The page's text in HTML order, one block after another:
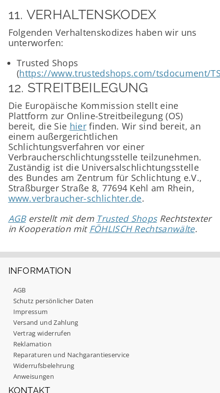
11. VERHALTENSKODEX​​​​​​​
Folgenden Verhaltenskodizes haben wir uns
unterworfen:
Trusted Shops
(https://www.trustedshops.com/tsdocument/
12. STREITBEILEGUNG​​​​​​​
Die Europäische Kommission stellt eine
Plattform zur Online-Streitbeilegung (OS)
bereit, die Sie hierfinden. Wir sind bereit, an
einem außergerichtlichen
Schlichtungsverfahren vor einer
Verbraucherschlichtungsstelle teilzunehmen.
Zuständig ist die Universalschlichtungsstelle
des Bundes am Zentrum für Schlichtung e.V.,
Straßburger Straße 8, 77694 Kehl am Rhein,
www.verbraucher-schlichter.de.
AGBerstellt mit dem Trusted ShopsRechtstexter
in Kooperation mit FÖHLISCH Rechtsanwälte.
INFORMATION
AGB
Schutz persönlicher Daten
Impressum
Versand und Zahlung
Vertrag widerrufen
Reklamation
Reparaturen und Nachgarantieservice
Widerrufsbelehrung
Anweisungen
KONTAKT